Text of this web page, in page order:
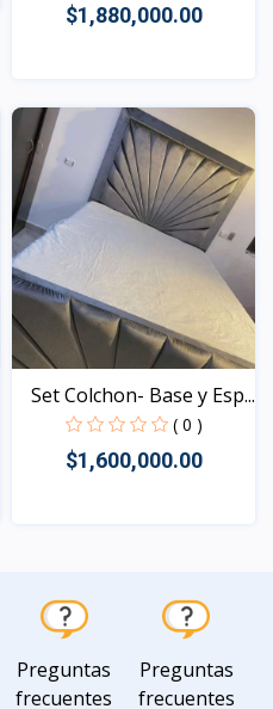
$1,880,000.00
Vista
Set Colchon- Base y Esp...
( 0 )
$1,600,000.00
Preguntas
frecuentes
Preguntas
frecuentes